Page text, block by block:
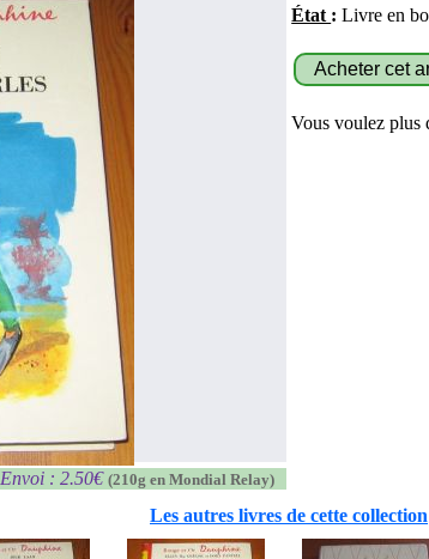
Envoi : 2.50€(210g en Mondial Relay)
État : Livre en
Vous voulez
Les autres livres de cette collection